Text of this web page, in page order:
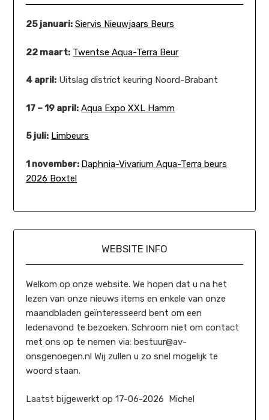
25 januari: Siervis Nieuwjaars Beurs
22 maart: Twentse Aqua-Terra Beur
4 april: Uitslag district keuring Noord-Brabant
17 – 19 april: Aqua Expo XXL Hamm
5 juli: Limbeurs
1 november: Daphnia-Vivarium Aqua-Terra beurs
2026 Boxtel
WEBSITE INFO
Welkom op onze website. We hopen dat u na het
lezen van onze nieuws items en enkele van onze
maandbladen geïnteresseerd bent om een
ledenavond te bezoeken. Schroom niet om contact
met ons op te nemen via: bestuur@av-
onsgenoegen.nl Wij zullen u zo snel mogelijk te
woord staan.
Laatst bijgewerkt op 17-06-2026 Michel